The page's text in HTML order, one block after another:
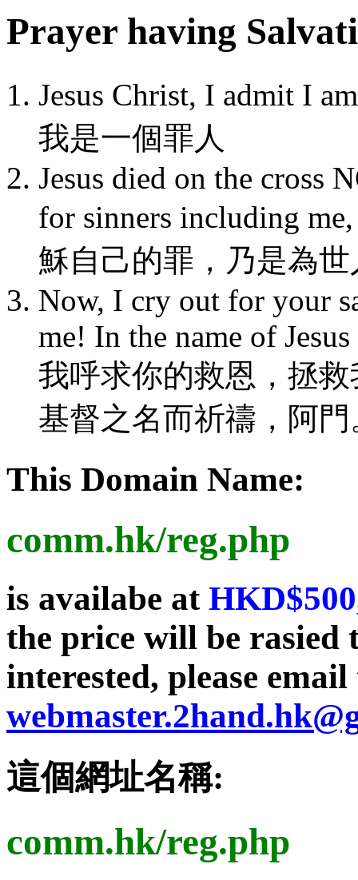
Prayer having
Jesus Christ, I admit I
我是一個罪人
Jesus died on the cross
for sinners including
穌自己的罪，乃是為
Now, I cry out for your
me! In the name of
我呼求你的救恩，拯
基督之名而祈禱，阿門
This Domain Name:
comm.hk/reg.php
is availabe at
the price will be rasied
interested, please email
這個網址名稱:
comm.hk/reg.php